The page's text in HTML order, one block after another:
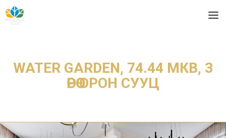
WATER GARDEN, 74.44 МКВ, 3
ӨРӨӨ ОРОН СУУЦ